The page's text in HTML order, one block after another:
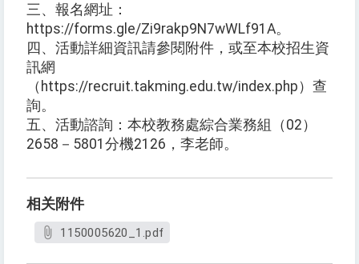
三、報名網址：
https://forms.gle/Zi9rakp9N7wWLf91A。
四、活動詳細資訊請參閱附件，或至本校招生資
訊網
（https://recruit.takming.edu.tw/index.php）查
詢。
五、活動諮詢：本校教務處綜合業務組（02）
2658－5801分機2126，李老師。
相关附件
1150005620_1.pdf